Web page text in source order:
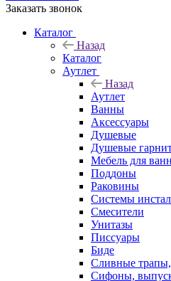
Заказать звонок
Каталог
Назад
Каталог
Аутлет
Назад
Аутлет
Ванны
Аксессуары
Душевые
Душевые
Мебель для
Поддоны
Раковины
Системы
Смесители
Унитазы
Писсуары
Биде
Сливные
Сифоны,